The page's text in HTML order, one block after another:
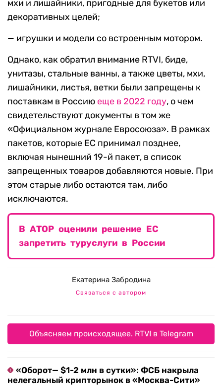
мхи и лишайники, пригодные для букетов или
декоративных целей;
— игрушки и модели со встроенным мотором.
Однако, как обратил внимание RTVI, биде,
унитазы, стальные ванны, а также цветы, мхи,
лишайники, листья, ветки были запрещены к
поставкам в Россию еще в 2022 году, о чем
свидетельствуют документы в том же
«Официальном журнале Евросоюза». В рамках
пакетов, которые ЕС принимал позднее,
включая нынешний 19-й пакет, в список
запрещенных товаров добавляются новые. При
этом старые либо остаются там, либо
исключаются.
В АТОР оценили решение ЕС
запретить туруслуги в России
Екатерина Забродина
Связаться с автором
Объясняем происходящее. RTVI в Telegram
«Оборот— $1-2 млн в сутки»: ФСБ накрыла
нелегальный крипторынок в «Москва-Сити»